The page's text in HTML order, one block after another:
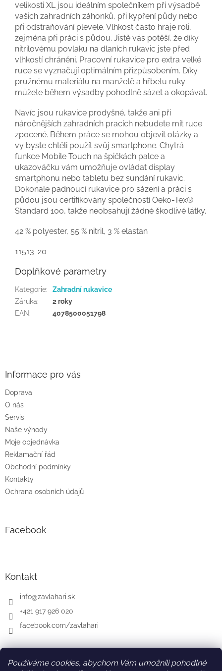
Používáme cookies, abychom Vám umožnili pohodlné
velikosti XL jsou ideálním společníkem při výsadbě
vašich zahradních záhonků, při kypření půdy nebo
při odstraňování plevele. Vlhkost často hraje roli,
zejména při práci s půdou. Jistě vás potěší, že díky
nitrilovému povlaku na dlaních rukavic jste před
vlhkostí chráněni. Pracovní rukavice pro extra velké
ruce se vyznačují optimálním přizpůsobením. Díky
pružnému materiálu na manžetě a hřbetu ruky
můžete během výsadby pohodlně sázet a okopávat.
Navíc jsou rukavice prodyšné, takže ani při
náročnějších zahradních pracích nebudete mít ruce
zpocené. Během práce se mohou objevit otázky a
vy byste chtěli použít svůj smartphone. Chytrá
funkce Mobile Touch na špičkách palce a
ukazováčku vám umožňuje ovládat display
smartphonu nebo tabletu bez sundání rukavic.
Dokonale padnoucí rukavice pro sázení a práci s
půdou jsou certifikovány společností Oeko-Tex®
Standard 100, takže neobsahují žádné škodlivé látky.
42 % polyester, 55 % nitril, 3 % elastan
11513-20
Doplňkové parametry
Kategorie:
Zahradní rukavice
Záruka:
2 roky
EAN: 4078500051798
Informace pro vás
Doprava
O nás
Servis
Naše výhody
Moje objednávka
Reklamační řád
Obchodní podmínky
Kontakty
Ochrana osobních údajů
Facebook
Kontakt
info@zavlahari.sk
+421 917 926 020
facebook.com/zavlahari
SK AT DE